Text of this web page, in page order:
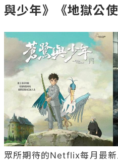
與少年》《地獄公
眾所期待的Netflix每月最